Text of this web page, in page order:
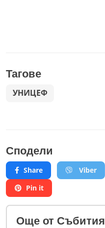
Тагове
УНИЦЕФ
Сподели
Share Viber
Pin it
Oще от Събития